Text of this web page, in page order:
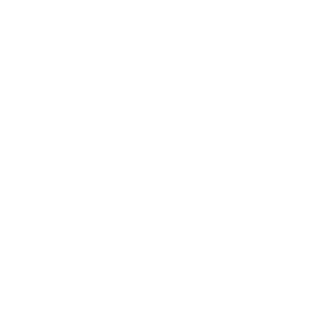
novedades del mercado de La Liga